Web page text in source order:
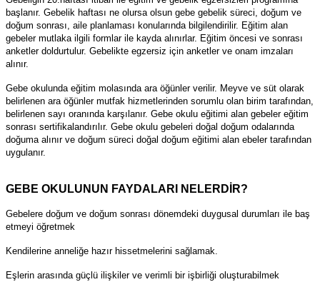
başlanır. Gebelik haftası ne olursa olsun gebe gebelik süreci, doğum ve
doğum sonrası, aile planlaması konularında bilgilendirilir. Eğitim alan
gebeler mutlaka ilgili formlar ile kayda alınırlar. Eğitim öncesi ve sonrası
anketler doldurtulur. Gebelikte egzersiz için anketler ve onam imzaları
alınır.
Gebe okulunda eğitim molasında ara öğünler verilir. Meyve ve süt olarak
belirlenen ara öğünler mutfak hizmetlerinden sorumlu olan birim tarafından,
belirlenen sayı oranında karşılanır. Gebe okulu eğitimi alan gebeler eğitim
sonrası sertifikalandırılır. Gebe okulu gebeleri doğal doğum odalarında
doğuma alınır ve doğum süreci doğal doğum eğitimi alan ebeler tarafından
uygulanır.
GEBE OKULUNUN FAYDALARI NELERDİR?
Gebelere doğum ve doğum sonrası dönemdeki duygusal durumları ile baş
etmeyi öğretmek
Kendilerine anneliğe hazır hissetmelerini sağlamak.
Eşlerin arasında güçlü ilişkiler ve verimli bir işbirliği oluşturabilmek